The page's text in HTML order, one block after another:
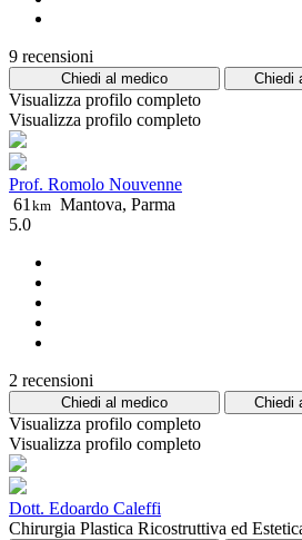
9 recensioni
Chiedi al medico Chiedi
Visualizza profilo completo
Visualizza profilo completo
Prof. Romolo Nouvenne
61km Mantova, Parma
5.0
2 recensioni
Chiedi al medico Chiedi
Visualizza profilo completo
Visualizza profilo completo
Dott. Edoardo Caleffi
Chirurgia Plastica Ricostruttiva ed